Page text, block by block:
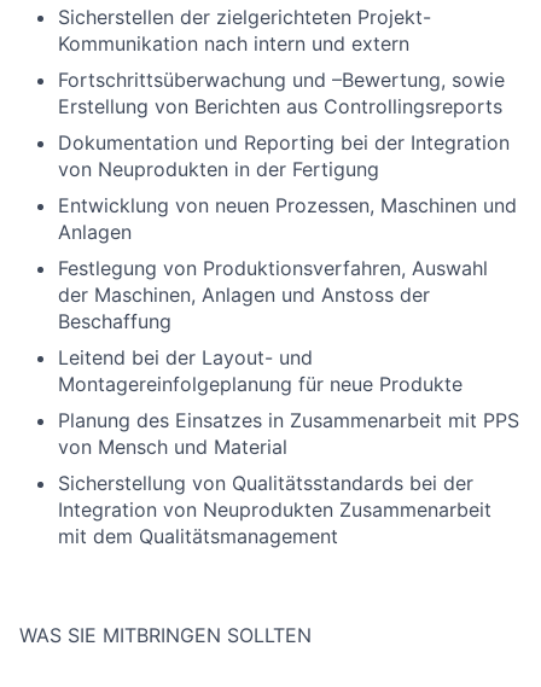
Sicherstellen der zielgerichteten Projekt-
Kommunikation nach intern und extern
Fortschrittsüberwachung und –Bewertung, sowie
Erstellung von Berichten aus Controllingsreports
Dokumentation und Reporting bei der Integration
von Neuprodukten in der Fertigung
Entwicklung von neuen Prozessen, Maschinen und
Anlagen
Festlegung von Produktionsverfahren, Auswahl
der Maschinen, Anlagen und Anstoss der
Beschaffung
Leitend bei der Layout- und
Montagereinfolgeplanung für neue Produkte
Planung des Einsatzes in Zusammenarbeit mit PPS
von Mensch und Material
Sicherstellung von Qualitätsstandards bei der
Integration von Neuprodukten Zusammenarbeit
mit dem Qualitätsmanagement
WAS SIE MITBRINGEN SOLLTEN